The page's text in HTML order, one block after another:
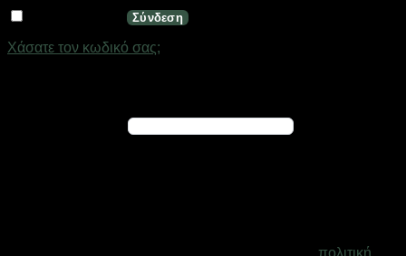
Σύνδεση
Χάσατε τον κωδικό σας;
Απαιτείται
πολιτική